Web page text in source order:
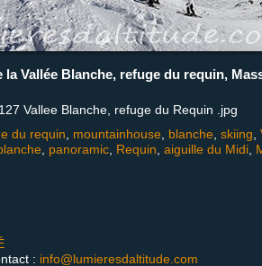
la Vallée Blanche, refuge du requin,
Vallee Blanche, refuge du Requin .jpg
du requin mountainhouse blanche skiing
panoramic Requin aiguille du Midi
: info@lumieresdaltitude.com